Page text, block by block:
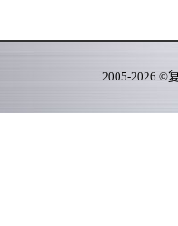
2005-2026 ©